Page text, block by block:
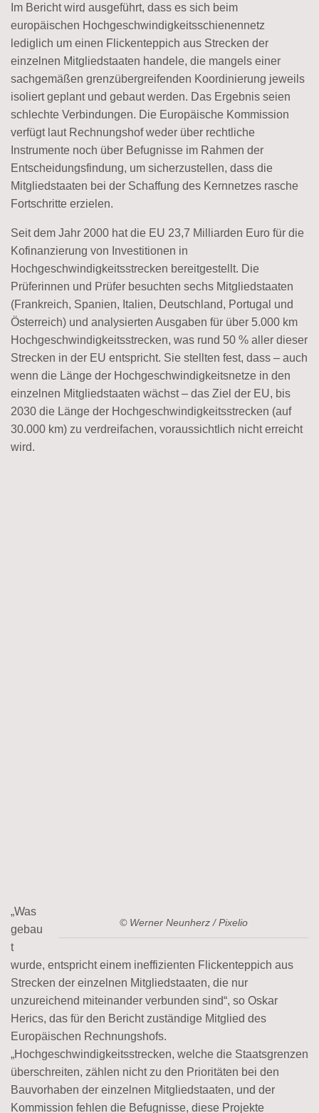
Im Bericht wird ausgeführt, dass es sich beim
europäischen Hochgeschwindigkeitsschienennetz
lediglich um einen Flickenteppich aus Strecken der
einzelnen Mitgliedstaaten handele, die mangels einer
sachgemäßen grenzübergreifenden Koordinierung jeweils
isoliert geplant und gebaut werden. Das Ergebnis seien
schlechte Verbindungen. Die Europäische Kommission
verfügt laut Rechnungshof weder über rechtliche
Instrumente noch über Befugnisse im Rahmen der
Entscheidungsfindung, um sicherzustellen, dass die
Mitgliedstaaten bei der Schaffung des Kernnetzes rasche
Fortschritte erzielen.
Seit dem Jahr 2000 hat die EU 23,7 Milliarden Euro für die
Kofinanzierung von Investitionen in
Hochgeschwindigkeitsstrecken bereitgestellt. Die
Prüferinnen und Prüfer besuchten sechs Mitgliedstaaten
(Frankreich, Spanien, Italien, Deutschland, Portugal und
Österreich) und analysierten Ausgaben für über 5.000 km
Hochgeschwindigkeitsstrecken, was rund 50 % aller dieser
Strecken in der EU entspricht. Sie stellten fest, dass – auch
wenn die Länge der Hochgeschwindigkeitsnetze in den
einzelnen Mitgliedstaaten wächst – das Ziel der EU, bis
2030 die Länge der Hochgeschwindigkeitsstrecken (auf
30.000 km) zu verdreifachen, voraussichtlich nicht erreicht
wird.
© Werner Neunherz / Pixelio
„Was
gebau
t
wurde, entspricht einem ineffizienten Flickenteppich aus
Strecken der einzelnen Mitgliedstaaten, die nur
unzureichend miteinander verbunden sind“, so Oskar
Herics, das für den Bericht zuständige Mitglied des
Europäischen Rechnungshofs.
„Hochgeschwindigkeitsstrecken, welche die Staatsgrenzen
überschreiten, zählen nicht zu den Prioritäten bei den
Bauvorhaben der einzelnen Mitgliedstaaten, und der
Kommission fehlen die Befugnisse, diese Projekte